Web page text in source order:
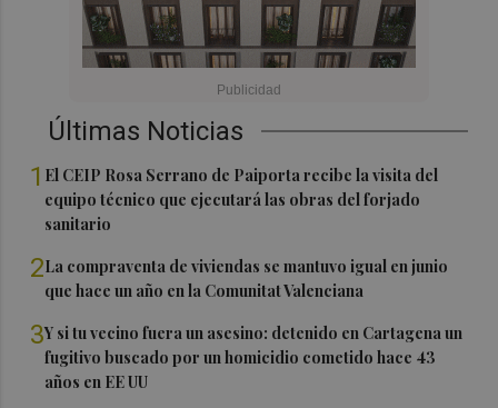
Últimas Noticias
1 El CEIP Rosa Serrano de Paiporta recibe la visita del
equipo técnico que ejecutará las obras del forjado
sanitario
2La compraventa de viviendas se mantuvo igual en junio
que hace un año en la Comunitat Valenciana
3Y si tu vecino fuera un asesino: detenido en Cartagena un
fugitivo buscado por un homicidio cometido hace 43
años en EE UU